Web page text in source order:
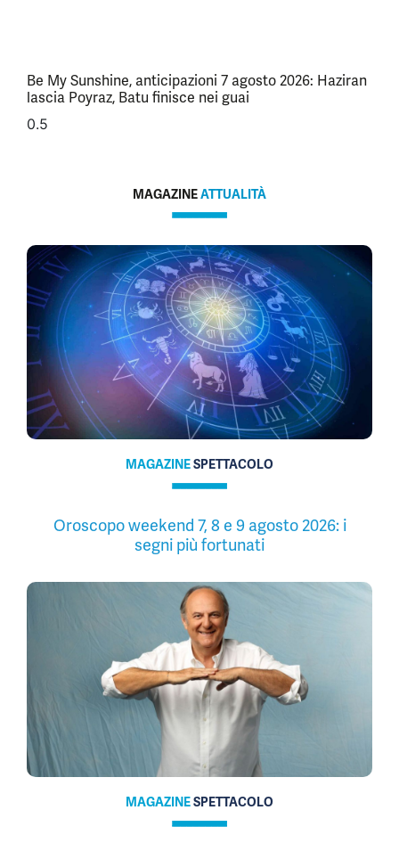
Be My Sunshine, anticipazioni 7 agosto 2026: Haziran
lascia Poyraz, Batu finisce nei guai
MAGAZINEATTUALITÀ
MAGAZINESPETTACOLO
Oroscopo weekend 7, 8 e 9 agosto 2026: i
segni più fortunati
MAGAZINESPETTACOLO